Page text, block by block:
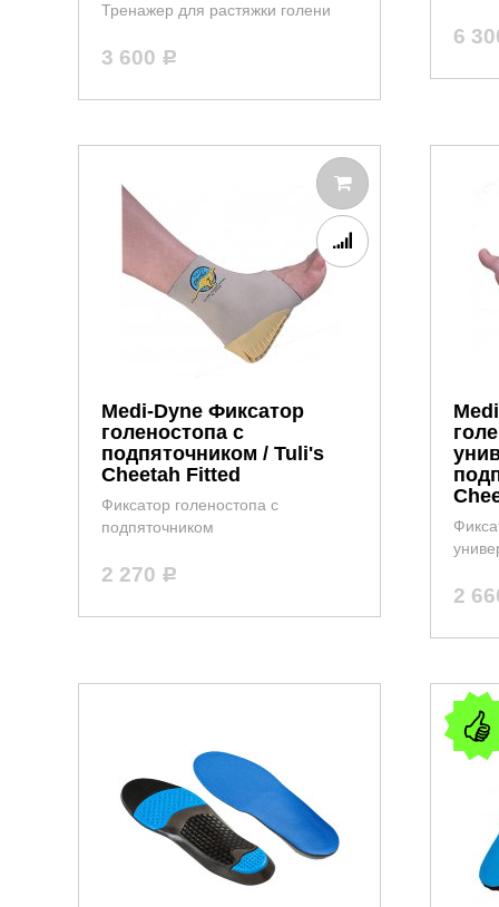
Тренажер для растяжки голени
3 600 Р
6
Medi-Dyne Фиксатор
голеностопа с
подпяточником / Tuli's
Cheetah Fitted
Фиксатор голеностопа с
подпяточником
2 270 Р
2